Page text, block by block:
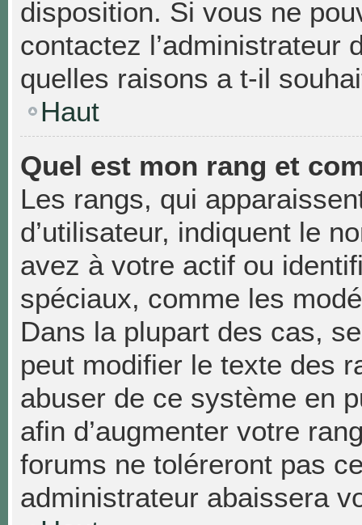
disposition. Si vous ne
contactez l’administrateur
quelles raisons a t-il
Haut
Quel est mon rang et
Les rangs, qui
d’utilisateur, indiquent le
avez à votre actif ou
spéciaux, comme les
Dans la plupart des cas,
peut modifier le texte des
abuser de ce système en
afin d’augmenter votre
forums ne toléreront pas
administrateur abaissera